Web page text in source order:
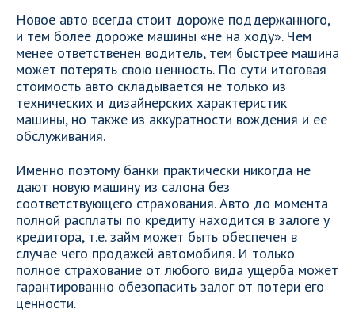
Новое авто всегда стоит дороже поддержанного,
и тем более дороже машины «не на ходу». Чем
менее ответственен водитель, тем быстрее машина
может потерять свою ценность. По сути итоговая
стоимость авто складывается не только из
технических и дизайнерских характеристик
машины, но также из аккуратности вождения и ее
обслуживания.
Именно поэтому банки практически никогда не
дают новую машину из салона без
соответствующего страхования. Авто до момента
полной расплаты по кредиту находится в залоге у
кредитора, т.е. займ может быть обеспечен в
случае чего продажей автомобиля. И только
полное страхование от любого вида ущерба может
гарантированно обезопасить залог от потери его
ценности.